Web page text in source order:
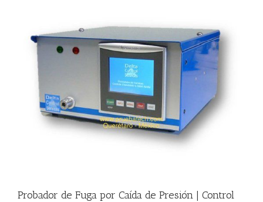
Probador de Fuga por Caída de Presión | Control